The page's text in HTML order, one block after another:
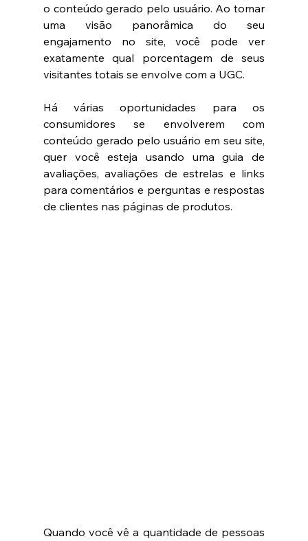
o conteúdo gerado pelo usuário. Ao tomar
uma visão panorâmica do seu
engajamento no site, você pode ver
exatamente qual porcentagem de seus
visitantes totais se envolve com a UGC.
Há várias oportunidades para os
consumidores se envolverem com
conteúdo gerado pelo usuário em seu site,
quer você esteja usando uma guia de
avaliações, avaliações de estrelas e links
para comentários e perguntas e respostas
de clientes nas páginas de produtos.
Quando você vê a quantidade de pessoas